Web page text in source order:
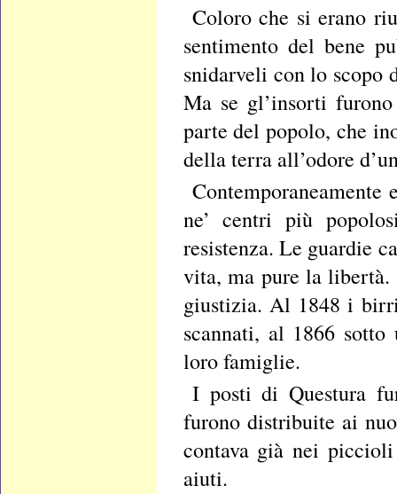
Coloro che si erano
sentimento del bene
snidarveli con lo scopo
Ma se gl’insorti
parte del popolo, che
della terra all’odore
ne’ centri più
resistenza. Le guardie
vita, ma pure la
giustizia. Al 1848 i
scannati, al 1866
loro famiglie.
I posti di Questura
furono distribuite ai
contava già nei
aiuti.